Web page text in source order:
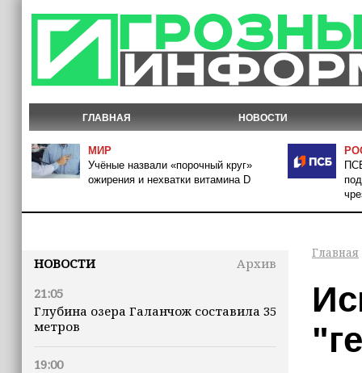
ГЛАВНАЯ НОВОСТИ
МИР
Учёные назвали «порочный круг»
ожирения и нехватки витамина D
НОВОСТИ
Архив
21:05
Глубина озера Галанчож составила 35
метров
19:00
Главная